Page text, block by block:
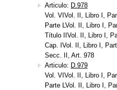
Articulo: D.978
Vol. VIVol. II, Libro I,
Parte LVol. II, Libro I,
Título IIVol. II, Libro I,
Cap. IVol. II, Libro I,
Secc. II, Art. 978
Articulo: D.979
Vol. VIVol. II, Libro I,
Parte LVol. II, Libro I,